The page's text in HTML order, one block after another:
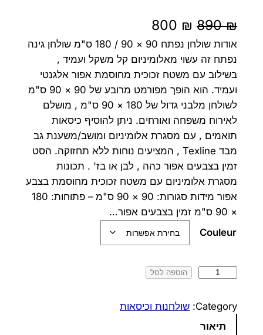
890₪
ה
מ
ח
י
ר
ה
מ
ק
ו
ר
ה
ה
800 ₪
ה
מ
ח
י
ר
ה
נ
ו
כ
ח
י
ה
א
אודות שולחן נפתח 90 × 90 / 180 ס"מ שולחן גינה
נפתח זה עשוי מאלומיניום קל משקל ועמיד ,
בשילוב עם משטח זכוכית מחוסמת אפור אלגנטי
ועמיד. הוא הופך מפורמט מרובע של 90 × 90 ס"מ
לשולחן מלבני גדול של 180 × 90 ס"מ , מושלם
לאירוח משפחה ואורחים. ניתן להוסיף כיסאות
תואמים , עם מסגרת אלומיניום ומושב/משענת גב
מבד Texline , המציעים נוחות ללא תחזוקה. הסט
זמין בצבעים אפור כהה , לבן או בז' . תכונות
מסגרת אלומיניום עם משטח זכוכית מחוסמת בצבע
אפור מידות סגורות: 90 × 90 ס"מ – פתוחות: 180
× 90 ס"מ זמין בצבעים אפור…
Couleur
ו
הוספה לסל
Category: שולחנות וכיסאות
תיאור